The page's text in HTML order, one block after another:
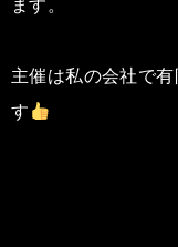
ます。
主催は私の会社で
す